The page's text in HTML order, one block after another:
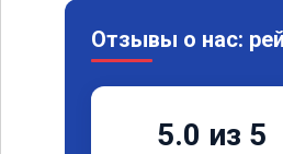
Отзывы о нас:
5.0 из 5